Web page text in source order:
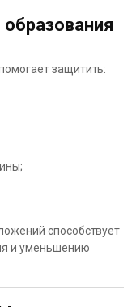
защитить:
способствует
и уменьшению